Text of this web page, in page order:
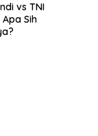
vs TNI
Sih